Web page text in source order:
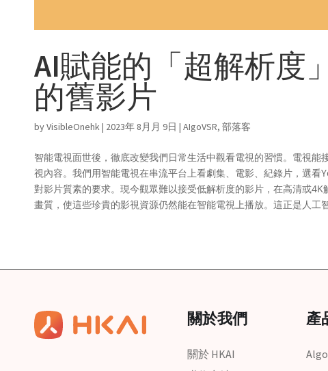
AI賦能的「超解析度
的舊影片
byVisibleOnehk| 2023年 8月月 9日 | AIgoVSR, 部落客
智能電視面世後，徹底改變我們日常生活中觀看電視的習慣。電視
視內容。我們用智能電視在串流平台上看劇集、電影、紀錄片，選
對影片質素的要求。現今觀眾難以接受低解析度的影片，在高清或
畫質，使這些珍貴的影視資源仍然能在智能電視上播放。這正是人工
關於我們
關於 HKAI
產